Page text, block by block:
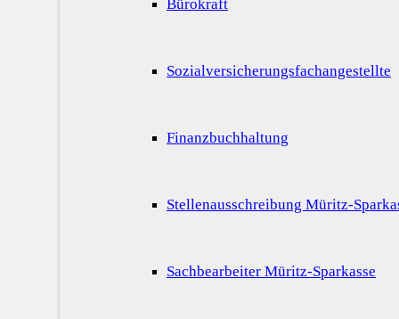
Bürokraft
Sozialversicherungsfachangestellte
Finanzbuchhaltung
Stellenausschreibung Müritz-
Sachbearbeiter Müritz-Sparkasse